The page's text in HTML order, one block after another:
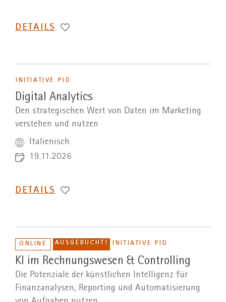
DETAILS
INITIATIVE PID
Digital Analytics
Den strategischen Wert von Daten im Marketing
verstehen und nutzen
Italienisch
19.11.2026
DETAILS
ONLINE AUSGEBUCHT! INITIATIVE PID
KI im Rechnungswesen & Controlling
Die Potenziale der künstlichen Intelligenz für
Finanzanalysen, Reporting und Automatisierung